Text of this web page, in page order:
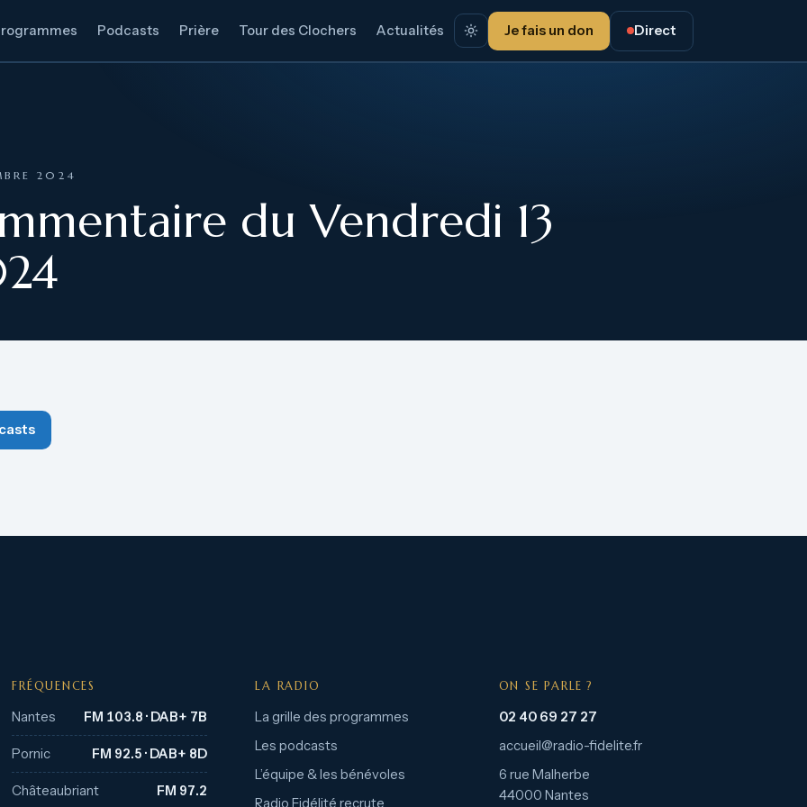
Podcasts Prière Tour des Clochers Actualités Je fais un don Direct
2024
du Vendredi 13
FRÉQUENCES
Nantes FM 103.8 · DAB+ 7B
Pornic FM 92.5 · DAB+ 8D
Châteaubriant FM 97.2
LA RADIO
La grille des programmes
Les podcasts
L’équipe & les bénévoles
Radio Fidélité recrute
ON SE PARLE ?
02 40 69 27 27
accueil@radio-fidelite.fr
6 rue Malherbe
44000 Nantes